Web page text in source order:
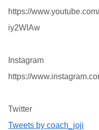
https://
iy2WIAw
Instagram
https://
Twitter
Tweets by coach_joji